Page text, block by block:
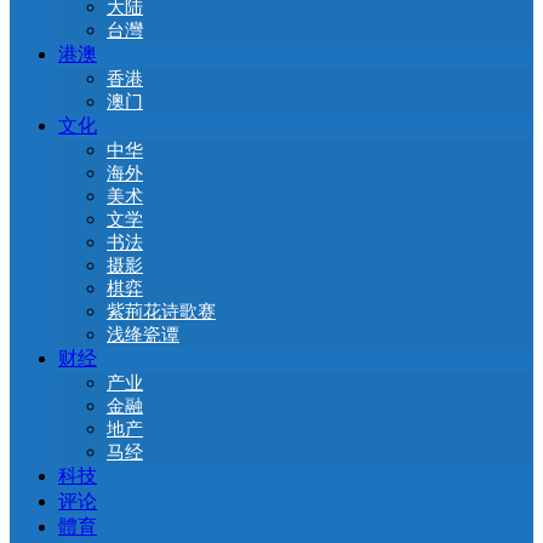
大陆
台灣
港澳
香港
澳门
文化
中华
海外
美术
文学
书法
摄影
棋弈
紫荊花诗歌赛
浅绛瓷谭
财经
产业
金融
地产
马经
科技
评论
體育